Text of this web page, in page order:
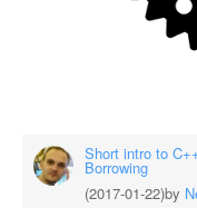
Short intro to
Borrowing
(2017-01-22)by